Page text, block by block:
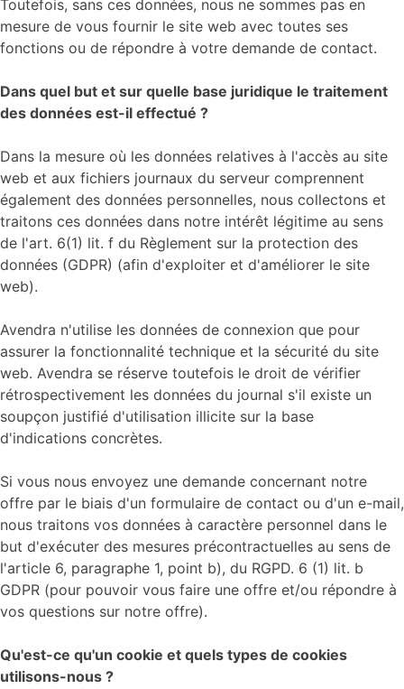
Toutefois, sans ces données, nous ne sommes pas en
mesure de vous fournir le site web avec toutes ses
fonctions ou de répondre à votre demande de contact.
Dans quel but et sur quelle base juridique le traitement
des données est-il effectué ?
Dans la mesure où les données relatives à l'accès au site
web et aux fichiers journaux du serveur comprennent
également des données personnelles, nous collectons et
traitons ces données dans notre intérêt légitime au sens
de l'art. 6(1) lit. f du Règlement sur la protection des
données (GDPR) (afin d'exploiter et d'améliorer le site
web).
Avendra n'utilise les données de connexion que pour
assurer la fonctionnalité technique et la sécurité du site
web. Avendra se réserve toutefois le droit de vérifier
rétrospectivement les données du journal s'il existe un
soupçon justifié d'utilisation illicite sur la base
d'indications concrètes.
Si vous nous envoyez une demande concernant notre
offre par le biais d'un formulaire de contact ou d'un e-mail,
nous traitons vos données à caractère personnel dans le
but d'exécuter des mesures précontractuelles au sens de
l'article 6, paragraphe 1, point b), du RGPD. 6 (1) lit. b
GDPR (pour pouvoir vous faire une offre et/ou répondre à
vos questions sur notre offre).
Qu'est-ce qu'un cookie et quels types de cookies
utilisons-nous ?